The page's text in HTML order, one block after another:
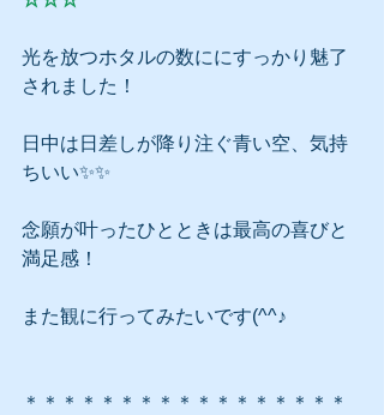
光を放つホタルの数ににすっかり魅了
されました！
日中は日差しが降り注ぐ青い空、気持
ちいい✨✨
念願が叶ったひとときは最高の喜びと
満足感！
また観に行ってみたいです(^^♪
＊＊＊＊＊＊＊＊＊＊＊＊＊＊＊＊＊